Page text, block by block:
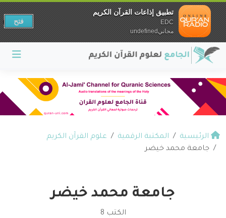
الرئيسية المكتبة الرقمية
علوم القرآن الكريم
جامعة محمد خيضر
جامعة محمد خيضر
الكتب 8
تطبيق إذاعات القرآن الكريم
EDC
مجانيundefined
فتح